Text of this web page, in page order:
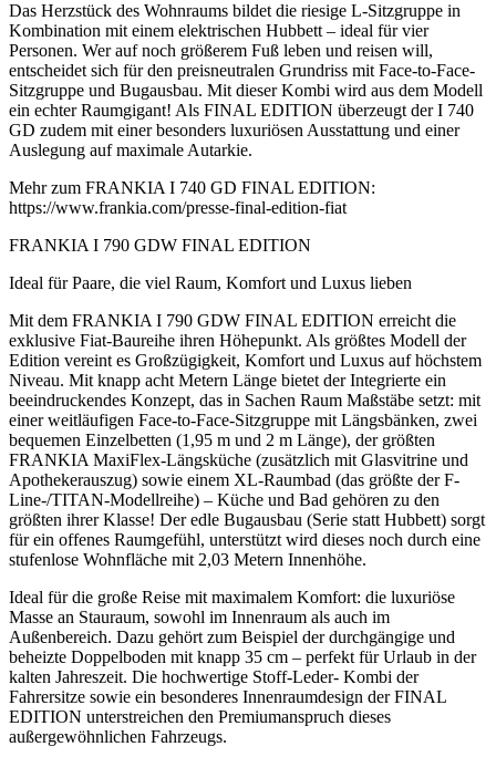
Das Herzstück des Wohnraums bildet die riesige L-Sitzgruppe in
Kombination mit einem elektrischen Hubbett – ideal für vier
Personen. Wer auf noch größerem Fuß leben und reisen will,
entscheidet sich für den preisneutralen Grundriss mit Face-to-Face-
Sitzgruppe und Bugausbau. Mit dieser Kombi wird aus dem Modell
ein echter Raumgigant! Als FINAL EDITION überzeugt der I 740
GD zudem mit einer besonders luxuriösen Ausstattung und einer
Auslegung auf maximale Autarkie.
Mehr zum FRANKIA I 740 GD FINAL EDITION:
https://www.frankia.com/presse-final-edition-fiat
FRANKIA I 790 GDW FINAL EDITION
Ideal für Paare, die viel Raum, Komfort und Luxus lieben
Mit dem FRANKIA I 790 GDW FINAL EDITION erreicht die
exklusive Fiat-Baureihe ihren Höhepunkt. Als größtes Modell der
Edition vereint es Großzügigkeit, Komfort und Luxus auf höchstem
Niveau. Mit knapp acht Metern Länge bietet der Integrierte ein
beeindruckendes Konzept, das in Sachen Raum Maßstäbe setzt: mit
einer weitläufigen Face-to-Face-Sitzgruppe mit Längsbänken, zwei
bequemen Einzelbetten (1,95 m und 2 m Länge), der größten
FRANKIA MaxiFlex-Längsküche (zusätzlich mit Glasvitrine und
Apothekerauszug) sowie einem XL-Raumbad (das größte der F-
Line-/TITAN-Modellreihe) – Küche und Bad gehören zu den
größten ihrer Klasse! Der edle Bugausbau (Serie statt Hubbett) sorgt
für ein offenes Raumgefühl, unterstützt wird dieses noch durch eine
stufenlose Wohnfläche mit 2,03 Metern Innenhöhe.
Ideal für die große Reise mit maximalem Komfort: die luxuriöse
Masse an Stauraum, sowohl im Innenraum als auch im
Außenbereich. Dazu gehört zum Beispiel der durchgängige und
beheizte Doppelboden mit knapp 35 cm – perfekt für Urlaub in der
kalten Jahreszeit. Die hochwertige Stoff-Leder- Kombi der
Fahrersitze sowie ein besonderes Innenraumdesign der FINAL
EDITION unterstreichen den Premiumanspruch dieses
außergewöhnlichen Fahrzeugs.